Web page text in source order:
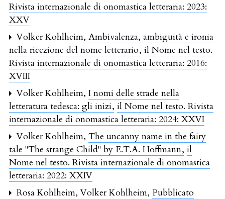
Rivista internazionale di onomastica letteraria: 2023:
XXV
Volker Kohlheim, Ambivalenza, ambiguità e ironia
nella ricezione del nome letterario, il Nome nel testo.
Rivista internazionale di onomastica letteraria: 2016:
XVIII
Volker Kohlheim, I nomi delle strade nella
letteratura tedesca: gli inizi, il Nome nel testo. Rivista
internazionale di onomastica letteraria: 2024: XXVI
Volker Kohlheim, The uncanny name in the fairy
tale "The strange Child" by E.T.A. Hoffmann, il
Nome nel testo. Rivista internazionale di onomastica
letteraria: 2022: XXIV
Rosa Kohlheim, Volker Kohlheim, Pubblicato